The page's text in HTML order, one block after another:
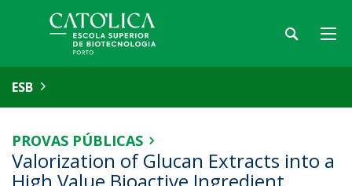
ESB
PROVAS PÚBLICAS
Valorization of Glucan Extracts into a